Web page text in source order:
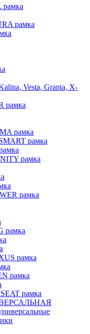
рамка
рамка
Vesta, Granta, X-
рамка
рамка
рамка
рамка
рамка
рамка
рамка
рамка
рамка